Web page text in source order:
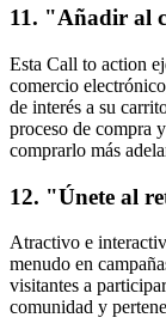
11. "Añadir al
Esta Call to action
comercio
de interés a su
proceso de compra
comprarlo más
12. "Únete al
Atractivo e
menudo en
visitantes a
comunidad y